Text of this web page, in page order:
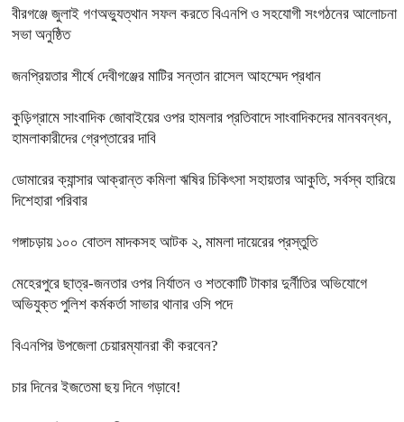
বীরগঞ্জে জুলাই গণঅভ্যুত্থান সফল করতে বিএনপি ও সহযোগী সংগঠনের আলোচনা
সভা অনুষ্ঠিত
জনপ্রিয়তার শীর্ষে দেবীগঞ্জের মাটির সন্তান রাসেল আহম্মেদ প্রধান
কুড়িগ্রামে সাংবাদিক জোবাইয়ের ওপর হামলার প্রতিবাদে সাংবাদিকদের মানববন্ধন,
হামলাকারীদের গ্রেপ্তারের দাবি
ডোমারের ক্যান্সার আক্রান্ত কমিলা ঋষির চিকিৎসা সহায়তার আকুতি, সর্বস্ব হারিয়ে
দিশেহারা পরিবার
গঙ্গাচড়ায় ১০০ বোতল মাদকসহ আটক ২, মামলা দায়েরের প্রস্তুতি
মেহেরপুরে ছাত্র-জনতার ওপর নির্যাতন ও শতকোটি টাকার দুর্নীতির অভিযোগে
অভিযুক্ত পুলিশ কর্মকর্তা সাভার থানার ওসি পদে
বিএনপির উপজেলা চেয়ারম্যানরা কী করবেন?
চার দিনের ইজতেমা ছয় দিনে গড়াবে!